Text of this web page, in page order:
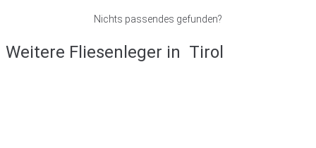
Nichts passendes gefunden?
Weitere Fliesenleger in Tirol